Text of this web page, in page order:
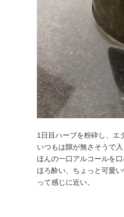
1日目ハーブを粉砕し、エ
いつもは隙が無さそうで
ほんの一口アルコールを口
ほろ酔い、ちょっと可愛
って感じに近い。